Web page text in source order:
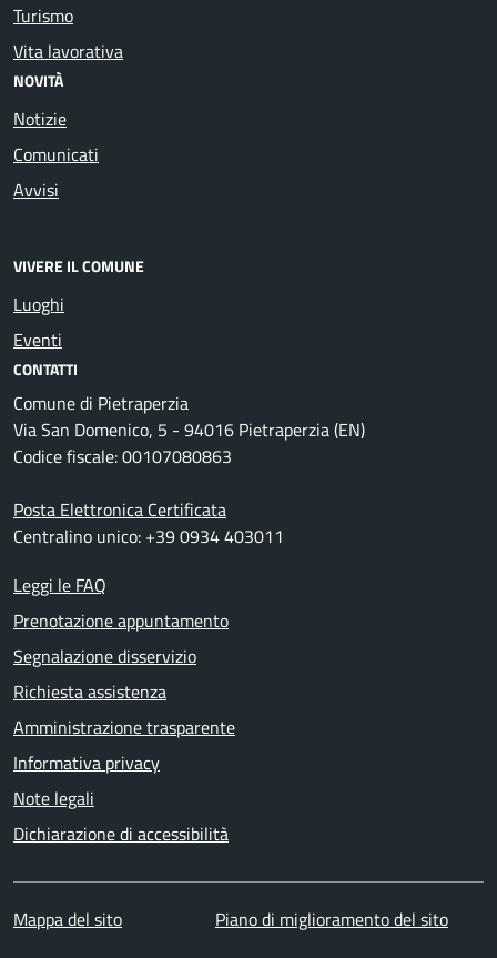
Turismo
Vita lavorativa
NOVITÀ
Notizie
Comunicati
Avvisi
VIVERE IL COMUNE
Luoghi
Eventi
CONTATTI
Comune di Pietraperzia
Via San Domenico, 5 - 94016 Pietraperzia (EN)
Codice fiscale: 00107080863
Posta Elettronica Certificata
Centralino unico: +39 0934 403011
Leggi le FAQ
Prenotazione appuntamento
Segnalazione disservizio
Richiesta assistenza
Amministrazione trasparente
Informativa privacy
Note legali
Dichiarazione di accessibilità
Mappa del sito Piano di miglioramento del sito